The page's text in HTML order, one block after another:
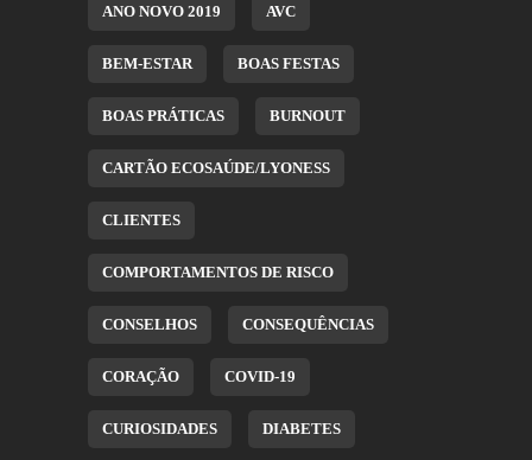
ANO NOVO 2019 AVC
BEM-ESTAR BOAS FESTAS
BOAS PRÁTICAS BURNOUT
CARTÃO ECOSAÚDE/LYONESS
CLIENTES
COMPORTAMENTOS DE RISCO
CONSELHOS CONSEQUÊNCIAS
CORAÇÃO COVID-19
CURIOSIDADES DIABETES